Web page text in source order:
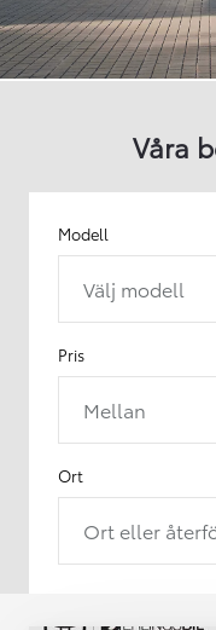
Våra
Modell
Välj modell
Pris
Mellan
Ort
Ort eller